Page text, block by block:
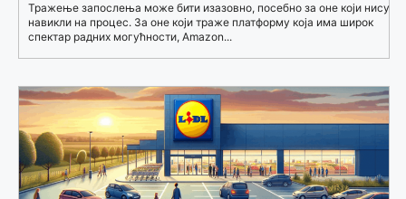
Тражење запослења може бити изазовно, посебно за оне који нису
навикли на процес. За оне који траже платформу која има широк
спектар радних могућности, Amazon...